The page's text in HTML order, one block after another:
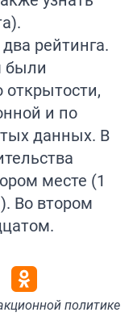
рейтинга.
были
и по
данных. В
месте (1
Во втором
политике